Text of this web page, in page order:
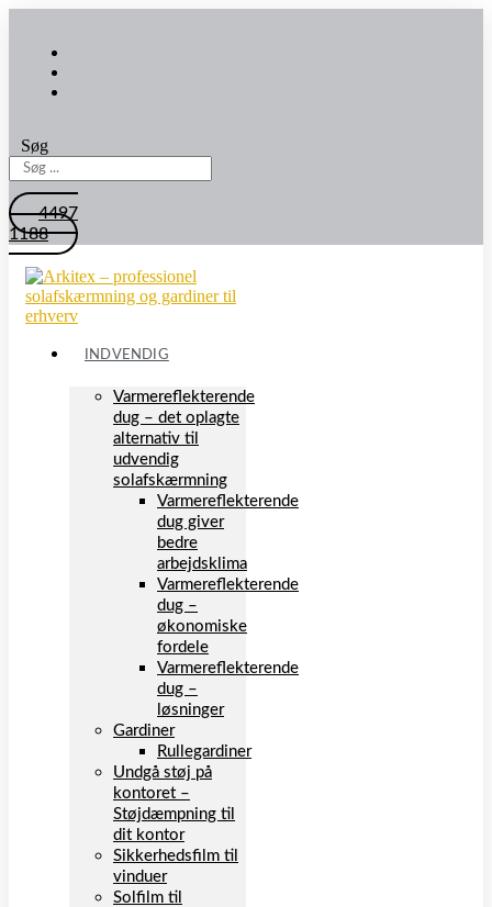
Søg
4497
1188
INDVENDIG
Varmereflekterende
dug – det oplagte
alternativ til
udvendig
solafskærmning
Varmereflekterende
dug giver
bedre
arbejdsklima
Varmereflekterende
dug –
økonomiske
fordele
Varmereflekterende
dug –
løsninger
Gardiner
Rullegardiner
Undgå støj på
kontoret –
Støjdæmpning til
dit kontor
Sikkerhedsfilm til
vinduer
Solfilm til